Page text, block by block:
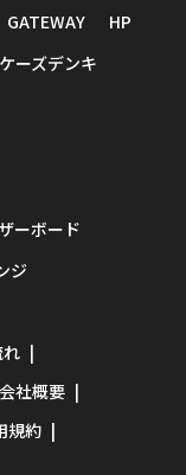
GATEWAY
HP
ケーズデンキ
ーボード
ジ
会社概要
規約